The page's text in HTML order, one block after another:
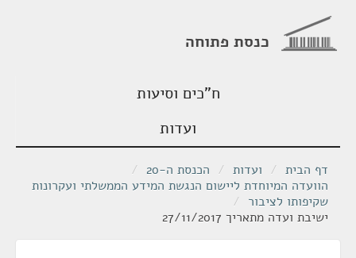
כנסת פתוחה
ח"כים וסיעות
ועדות
דף הבית / ועדות / הכנסת ה-20
/
הוועדה המיוחדת ליישום הנגשת המידע הממשלתי ועקרונות
שקיפותו לציבור /
ישיבת ועדה מתאריך 27/11/2017